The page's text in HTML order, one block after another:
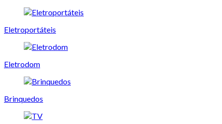
Eletroportáteis
Eletrodom
Brinquedos